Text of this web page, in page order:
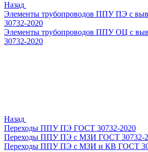
Назад
Элементы трубопроводов ППУ ПЭ с
30732-2020
Элементы трубопроводов ППУ ОЦ с
30732-2020
Назад
Переходы ППУ ПЭ ГОСТ 30732-2020
Переходы ППУ ПЭ с МЗИ ГОСТ 30732-
Переходы ППУ ПЭ с МЗИ и КВ ГОСТ